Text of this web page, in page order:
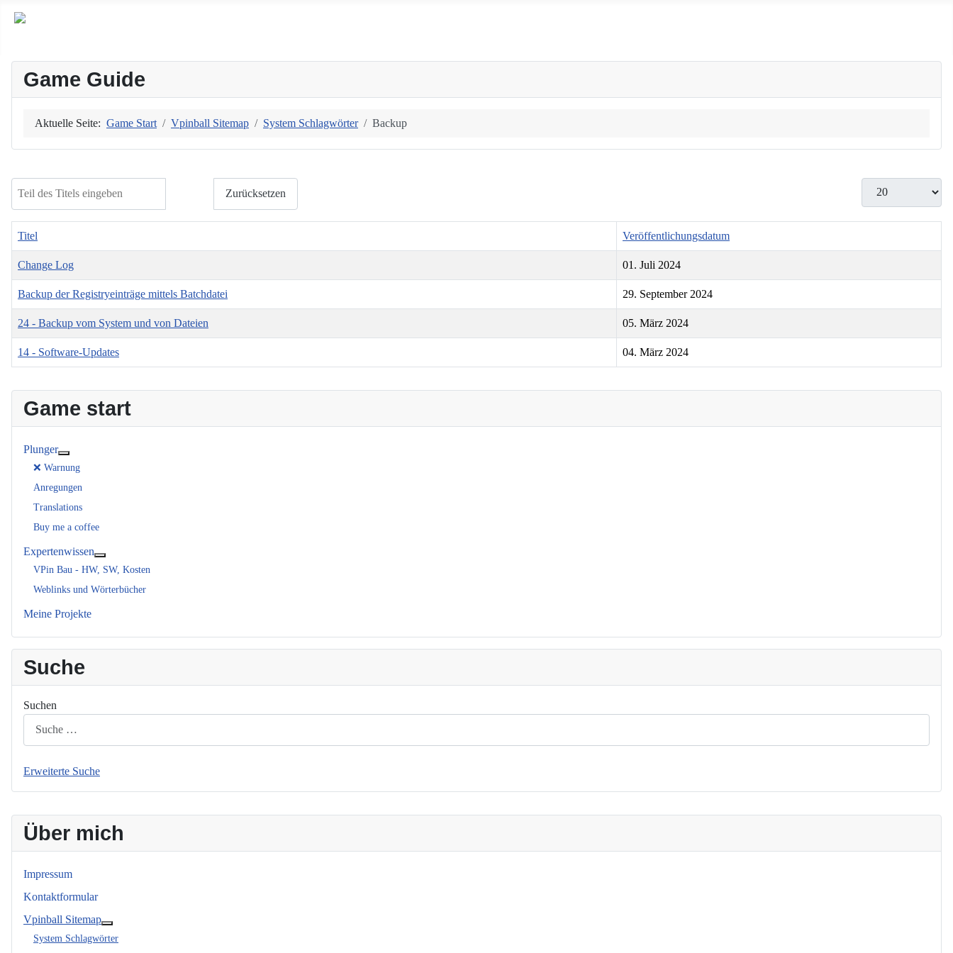
Game Guide
Aktuelle Seite: Game Start Vpinball Sitemap System Schlagwörter Backup
Über mich
Impressum
Kontaktformular
Vpinball Sitemap
System Schlagwörter
Zurücksetzen
Anzeige #
Titel Veröffentlichungsdatum
Change Log 01. Juli 2024
Backup der Registryeinträge mittels Batchdatei 29. September 2024
24 - Backup vom System und von Dateien 05. März 2024
14 - Software-Updates 04. März 2024
Game start
Plunger
❌ Warnung
Anregungen
Translations
Buy me a coffee
Expertenwissen
VPin Bau - HW, SW, Kosten
Weblinks und Wörterbücher
Meine Projekte
Suche
Suchen
Erweiterte Suche